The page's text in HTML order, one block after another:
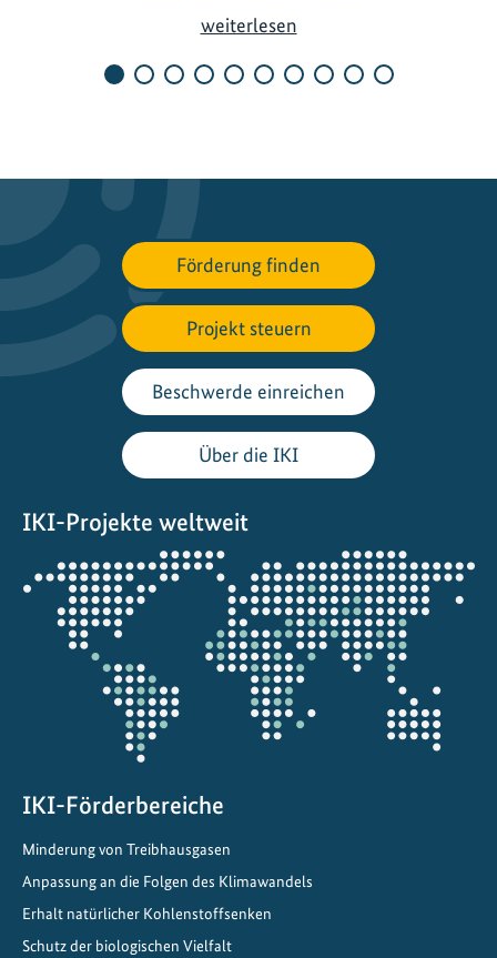
weiterlesenA
s
c
h
n
e
t
!
E
g
m
e
n
t
f
ü
n
Förderung finden
Projekt steuern
Beschwerde einreichen
Über die IKI
IKI-Projekte weltweit
Öffnet
die
Projektkarte
IKI-Förderbereiche
Minderung von Treibhausgasen
Anpassung an die Folgen des Klimawandels
Erhalt natürlicher Kohlenstoffsenken
Schutz der biologischen Vielfalt